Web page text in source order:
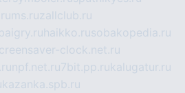
zallclub.ru
haikko.rusobakopedia.ru
clock.net.ru
npf.net.ru7bit.pp.rukalugatur.ru
kazanka.spb.ru